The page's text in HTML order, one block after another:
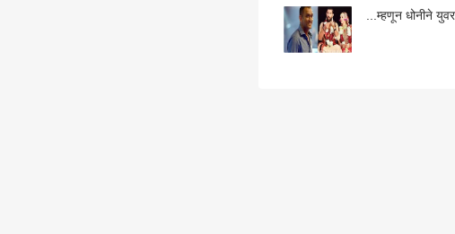
...म्हणून धोनीने